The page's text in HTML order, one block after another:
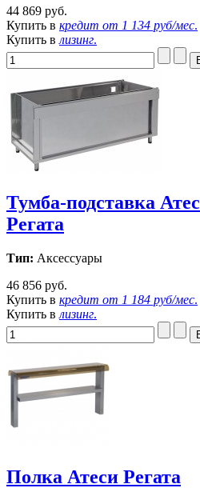
44 869 руб.
Купить в кредит от 1 134 руб/мес.
Купить в лизинг.
Тумба-подставка
Регата
Тип: Аксессуары
46 856 руб.
Купить в кредит от 1 184 руб/мес.
Купить в лизинг.
Полка Атеси Регата